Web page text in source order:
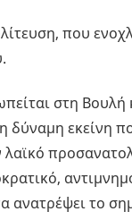
που
στη Βουλή
δύναμη εκείνη
ανατρέψει το